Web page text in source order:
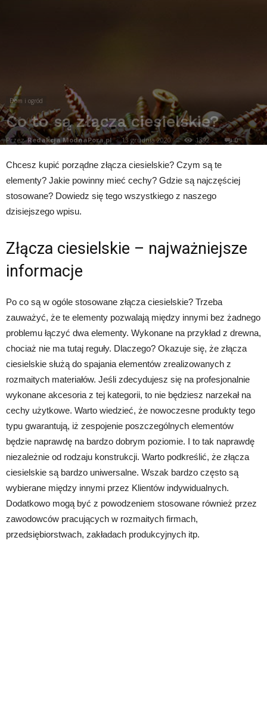
Dom i ogród
Co to są złącza ciesielskie?
Przez Redakcja ModnaPora.pl - 13 grudnia 2020 1392 0
Chcesz kupić porządne złącza ciesielskie? Czym są te
elementy? Jakie powinny mieć cechy? Gdzie są najczęściej
stosowane? Dowiedz się tego wszystkiego z naszego
dzisiejszego wpisu.
Złącza ciesielskie – najważniejsze
informacje
Po co są w ogóle stosowane złącza ciesielskie? Trzeba
zauważyć, że te elementy pozwalają między innymi bez żadnego
problemu łączyć dwa elementy. Wykonane na przykład z drewna,
chociaż nie ma tutaj reguły. Dlaczego? Okazuje się, że złącza
ciesielskie służą do spajania elementów zrealizowanych z
rozmaitych materiałów. Jeśli zdecydujesz się na profesjonalnie
wykonane akcesoria z tej kategorii, to nie będziesz narzekał na
cechy użytkowe. Warto wiedzieć, że nowoczesne produkty tego
typu gwarantują, iż zespojenie poszczególnych elementów
będzie naprawdę na bardzo dobrym poziomie. I to tak naprawdę
niezależnie od rodzaju konstrukcji. Warto podkreślić, że złącza
ciesielskie są bardzo uniwersalne. Wszak bardzo często są
wybierane między innymi przez Klientów indywidualnych.
Dodatkowo mogą być z powodzeniem stosowane również przez
zawodowców pracujących w rozmaitych firmach,
przedsiębiorstwach, zakładach produkcyjnych itp.